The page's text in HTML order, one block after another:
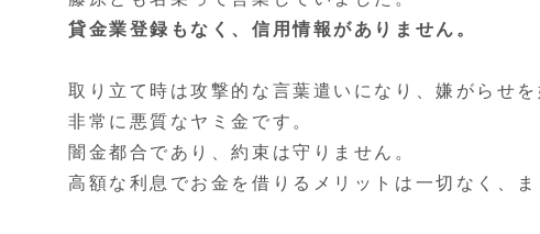
貸金業登録もなく、信用情報がありません。
取り立て時は攻撃的な言葉遣いになり、嫌がらせを
非常に悪質なヤミ金です。
闇金都合であり、約束は守りません。
高額な利息でお金を借りるメリットは一切なく、